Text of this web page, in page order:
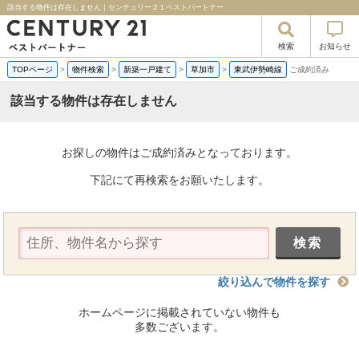
該当する物件は存在しません｜センチュリー２１ベストパートナー
検索 お知らせ
TOPページ > 物件検索 > 新築一戸建て > 草加市 > 東武伊勢崎線 ご成約済み
該当する物件は存在しません
お探しの物件はご成約済みとなっております。
下記にて再検索をお願いたします。
絞り込んで物件を探す
ホームページに掲載されていない物件も
多数ございます。